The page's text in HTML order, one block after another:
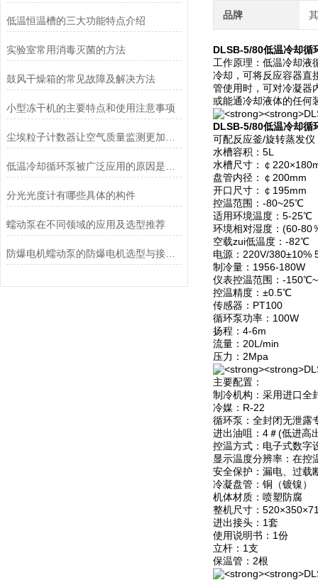
低温恒温槽的三大功能特点介绍
实验室常用消毒灭菌的方法
鼓风干燥箱的常见故障及解决方法
小型冻干机的主要特点和使用注意事项
分光光度计有哪些具体的构件
蠕动泵在不同领域的应用及选型推荐
防爆电机蠕动泵的防爆电机选型与接线要求
品牌
DLSB-5/80低温冷却循
工作原理：低温冷却液
冷却，可将反应容器直
管使用时，可对冷凝器
或能通冷却液体的任何
DLSB-5/80低温冷却循
可配反应釜/旋转蒸发仪
水槽容积：5L
水槽尺寸：￠
盘管内径：￠200mm
开口尺寸：￠195mm
控温范围：-80~25℃
适用环境温度：5-25℃
环境相对湿度：(60-80
空载zui低温度：-82℃
电源：220V/380±10%
制冷量：1956-180W
仪表控温范围：-
控温精度：±0.5℃
传感器：PT100
循环泵功率：100W
扬程：4-6m
流量：20L/min
压力：2Mpa
主要配置：
制冷机构：采用进口全
冷媒：R-22
循环泵：全封闭无泄露
进出油咀：4＃(低进高
控温方式：电子式数字
显示温度分辨率：在
安全保护：漏电、过载
冷凝盘管：铜（镀镍）
机体材质：喷塑防腐
整机尺寸：
进出接头：1套
使用说明书：1份
立杆：1支
保温管：2根